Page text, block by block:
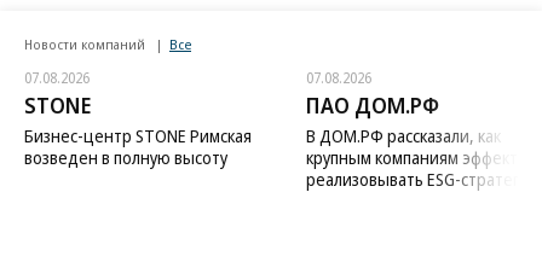
Новости компаний Все
07.08.2026
STONE
Бизнес-центр STONE Римская
возведен в полную высоту
07.08.2026
ПАО ДОМ.РФ
В ДОМ.РФ рассказали, как
крупным компаниям
реализовывать ESG-стратегию